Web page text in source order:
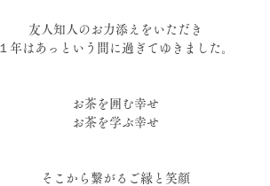
友人知人のお力添えをいただき
１年はあっという間に過ぎてゆきました。
お茶を囲む幸せ
お茶を学ぶ幸せ
そこから繋がるご縁と笑顔